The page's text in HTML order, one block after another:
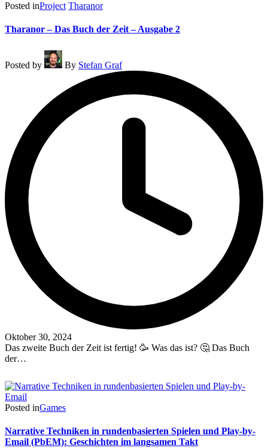
Posted inProject Tharanor
Tharanor – Das Buch der Zeit – Ausgabe 2
Posted by By Stefan Graf
Oktober 30, 2024
Das zweite Buch der Zeit ist fertig! 🥳 Was das ist? 🤔 Das Buch
der…
Posted inGames
Narrative Techniken in rundenbasierten Spielen und Play-by-
Email (PbEM): Geschichten im langsamen Takt